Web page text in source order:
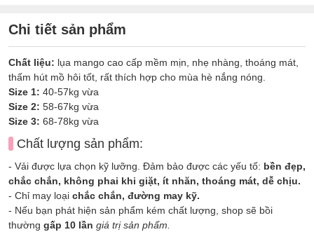
Chi tiết sản phẩm
Chất liệu: lụa mango cao cấp mềm mịn, nhẹ nhàng, thoáng mát,
thấm hút mồ hôi tốt, rất thích hợp cho mùa hè nắng nóng.
Size 1: 40-57kg vừa
Size 2: 58-67kg vừa
Size 3: 68-78kg vừa
Chất lượng sản phẩm:
- Vải được lựa chọn kỹ lưỡng. Đảm bảo được các yếu tố: bền đẹp,
chắc chắn, không phai khi giặt, ít nhăn, thoáng mát, dễ chịu.
- Chỉ may loại chắc chắn, đường may kỹ.
- Nếu bạn phát hiện sản phẩm kém chất lượng, shop sẽ bồi
thường gấp 10 lần giá trị sản phẩm.